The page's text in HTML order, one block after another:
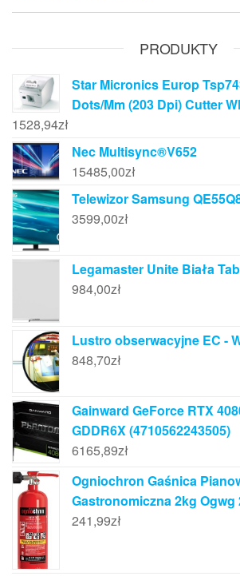
PRODUKTY
Star Micronics Europ
Dots/Mm (203 Dpi) Cutter
1528,94zł
Nec Multisync®V652
15485,00zł
Telewizor Samsung
3599,00zł
Legamaster Unite Biała
984,00zł
Lustro obserwacyjne EC -
848,70zł
Gainward GeForce RTX
GDDR6X (4710562243505)
6165,89zł
Ogniochron Gaśnica
Gastronomiczna 2kg Ogwg
241,99zł